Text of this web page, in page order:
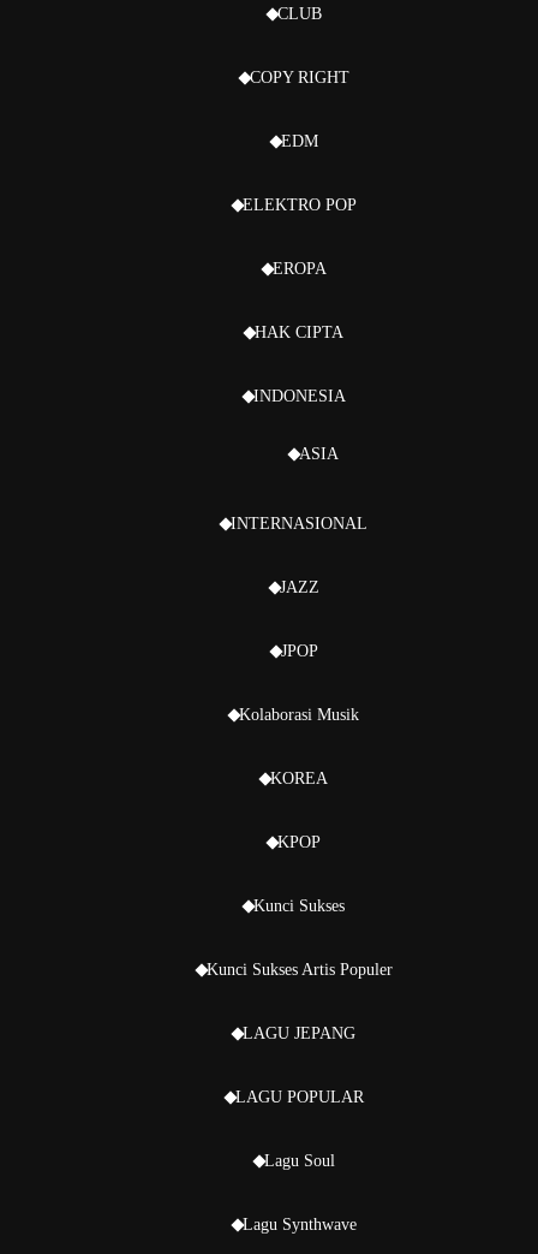
CLUB
COPY RIGHT
EDM
ELEKTRO POP
EROPA
HAK CIPTA
INDONESIA
ASIA
INTERNASIONAL
JAZZ
JPOP
Kolaborasi Musik
KOREA
KPOP
Kunci Sukses
Kunci Sukses Artis Populer
LAGU JEPANG
LAGU POPULAR
Lagu Soul
Lagu Synthwave